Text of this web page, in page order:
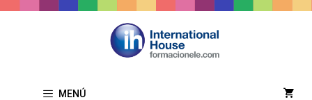
Saltar
MENÚ